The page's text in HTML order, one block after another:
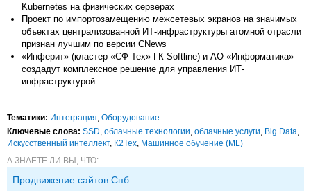
Kubernetes на физических серверах
Проект по импортозамещению межсетевых экранов на значимых
объектах централизованной ИТ-инфраструктуры атомной отрасли
признан лучшим по версии CNews
«Инферит» (кластер «СФ Тех» ГК Softline) и АО «Информатика»
создадут комплексное решение для управления ИТ-
инфраструктурой
Тематики: Интеграция, Оборудование
Ключевые слова: SSD, облачные технологии, облачные услуги, Big Data,
Искусственный интеллект, К2Тех, Машинное обучение (ML)
А ЗНАЕТЕ ЛИ ВЫ, ЧТО:
Продвижение сайтов Спб